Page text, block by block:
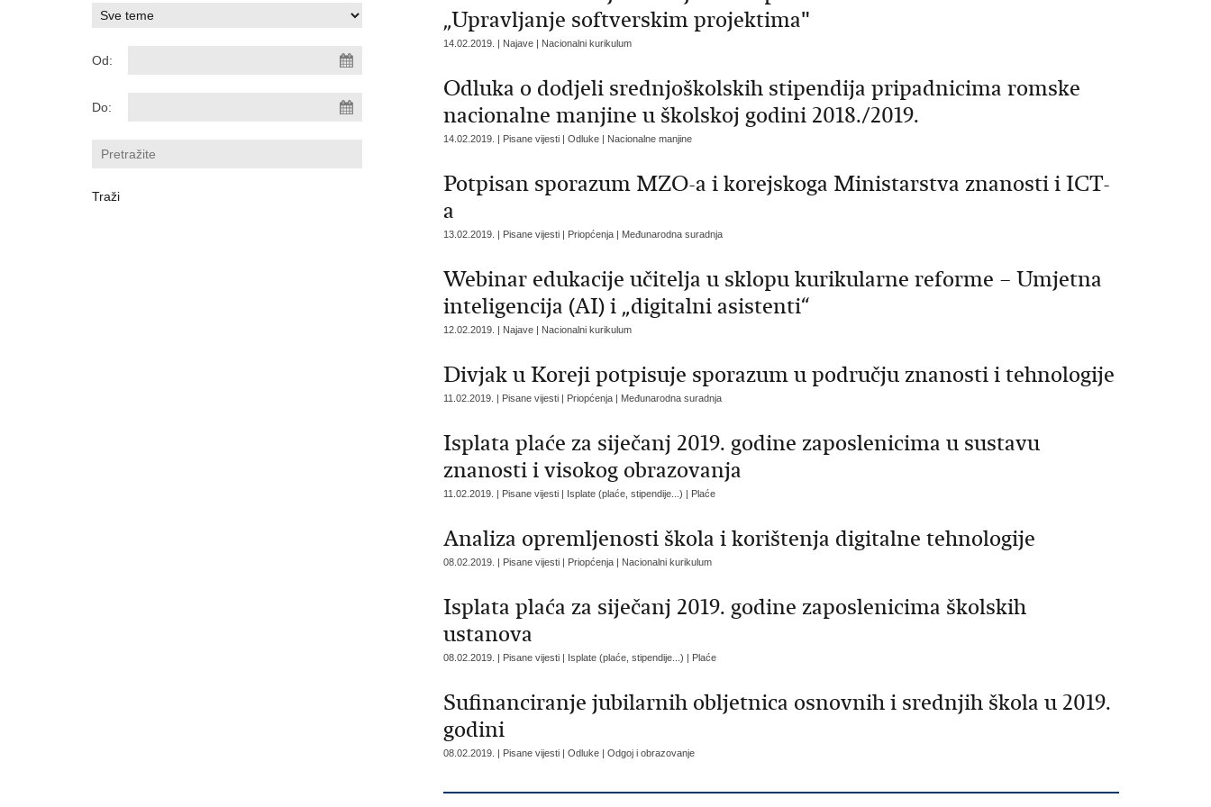
Od:
Do:
„Upravljanje softverskim projektima"
14.02.2019. | Najave | Nacionalni kurikulum
Odluka o dodjeli srednjoškolskih stipendija pripadnicima romske
nacionalne manjine u školskoj godini 2018./2019.
14.02.2019. | Pisane vijesti | Odluke | Nacionalne manjine
Potpisan sporazum MZO-a i korejskoga Ministarstva znanosti i ICT-
a
13.02.2019. | Pisane vijesti | Priopćenja | Međunarodna suradnja
Webinar edukacije učitelja u sklopu kurikularne reforme – Umjetna
inteligencija (AI) i „digitalni asistenti“
12.02.2019. | Najave | Nacionalni kurikulum
Divjak u Koreji potpisuje sporazum u području znanosti i tehnologije
11.02.2019. | Pisane vijesti | Priopćenja | Međunarodna suradnja
Isplata plaće za siječanj 2019. godine zaposlenicima u sustavu
znanosti i visokog obrazovanja
11.02.2019. | Pisane vijesti | Isplate (plaće, stipendije...) | Plaće
Analiza opremljenosti škola i korištenja digitalne tehnologije
08.02.2019. | Pisane vijesti | Priopćenja | Nacionalni kurikulum
Isplata plaća za siječanj 2019. godine zaposlenicima školskih
ustanova
08.02.2019. | Pisane vijesti | Isplate (plaće, stipendije...) | Plaće
Sufinanciranje jubilarnih obljetnica osnovnih i srednjih škola u 2019.
godini
08.02.2019. | Pisane vijesti | Odluke | Odgoj i obrazovanje